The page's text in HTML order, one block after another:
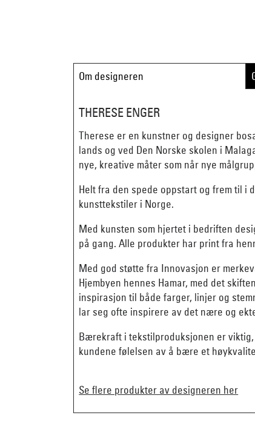
Om designeren
THERESE ENGER
Therese er en kunstner og designer
lands og ved Den Norske skolen i
nye, kreative måter som når nye
Helt fra den spede oppstart og frem til i
kunsttekstiler i Norge.
Med kunsten som hjertet i bedriften
på gang. Alle produkter har print fra
Med god støtte fra Innovasjon er
Hjembyen hennes Hamar, med det
inspirasjon til både farger, linjer og
lar seg ofte inspirere av det nære og
Bærekraft i tekstilproduksjonen er
kundene følelsen av å bære et
Se flere produkter av designeren her